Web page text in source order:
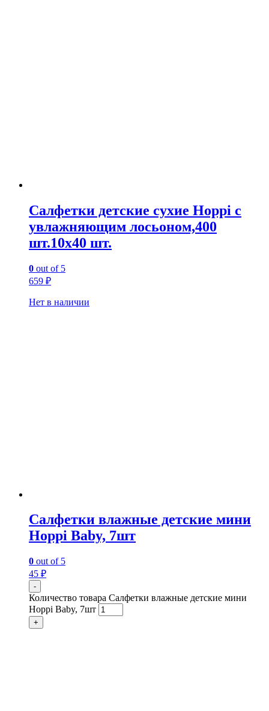
Салфетки детские сухие Hoppi с
увлажняющим лосьоном,400
шт.10х40 шт.
0 out of 5
659 ₽
Нет в наличии
Салфетки влажные детские мини
Hoppi Baby, 7шт
0 out of 5
45 ₽
-
Количество товара Салфетки влажные детские мини
Hoppi Baby, 7шт
+